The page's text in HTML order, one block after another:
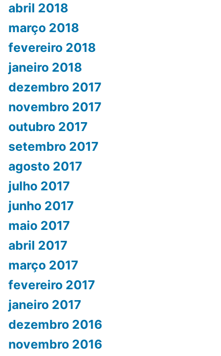
abril 2018
março 2018
fevereiro 2018
janeiro 2018
dezembro 2017
novembro 2017
outubro 2017
setembro 2017
agosto 2017
julho 2017
junho 2017
maio 2017
abril 2017
março 2017
fevereiro 2017
janeiro 2017
dezembro 2016
novembro 2016